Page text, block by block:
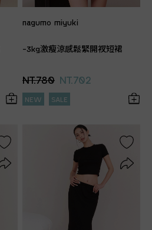
nagumo miyuki
-3kg激瘦涼感鬆緊開衩短裙
NT.780 NT.702
NEW SALE